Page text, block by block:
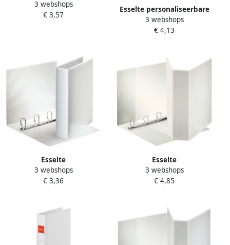
Presentatieringband
panorama A4 4-rings D-
3 webshops
€ 3,57
Esselte personaliseerbare
ringmap rug van 6 3 cm 4
D-ringen van 40 mm wit
3 webshops
€ 4,13
Esselte
Presentatieringband
Essentials panorama A4 4-
3 webshops
€ 3,36
Esselte
Presentatieringband
panorama A4 4-rings D-
3 webshops
€ 4,85